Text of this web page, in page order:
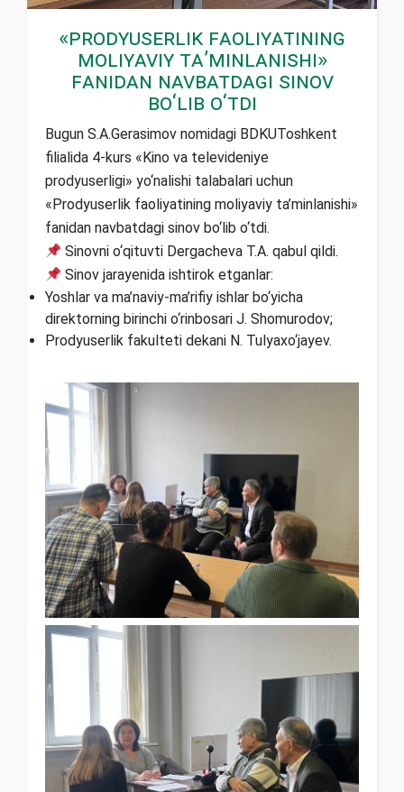
«Prodyuserlik faoliyatining
moliyaviy ta’minlanishi»
fanidan navbatdagi sinov
bo‘lib o‘tdi
Bugun S.A.Gerasimov nomidagi BDKUToshkent
filialida 4-kurs «Kino va televideniye
prodyuserligi» yo‘nalishi talabalari uchun
«Prodyuserlik faoliyatining moliyaviy ta’minlanishi»
fanidan navbatdagi sinov bo‘lib o‘tdi.
Sinovni o‘qituvti Dergacheva T.A. qabul qildi.
Sinov jarayenida ishtirok etganlar:
Yoshlar va ma’naviy-ma’rifiy ishlar bo‘yicha
direktorning birinchi o‘rinbosari J. Shomurodov;
Prodyuserlik fakulteti dekani N. Tulyaxo‘jayev.